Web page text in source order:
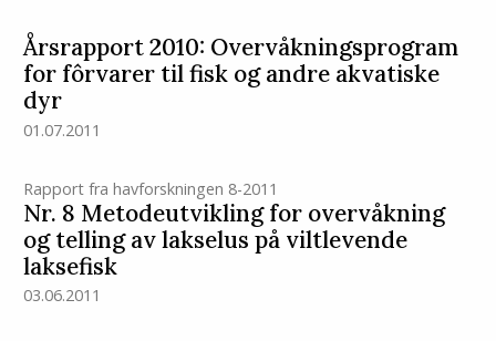
Årsrapport 2010: Overvåkningsprogram
for fôrvarer til fisk og andre akvatiske
dyr
01.07.2011
Rapport fra havforskningen 8-2011
Nr. 8 Metodeutvikling for overvåkning
og telling av lakselus på viltlevende
laksefisk
03.06.2011